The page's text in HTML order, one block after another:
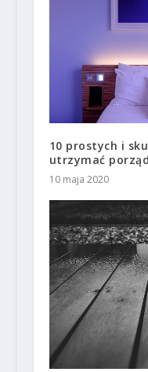
10 prostych i
utrzymać
10 maja 2020